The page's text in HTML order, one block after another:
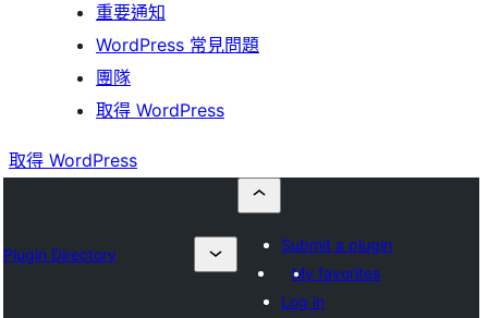
重要通知
WordPress 常見問題
團隊
取得 WordPress
取得 WordPress
Plugin Directory
Submit a plugin
My favorites
Log in